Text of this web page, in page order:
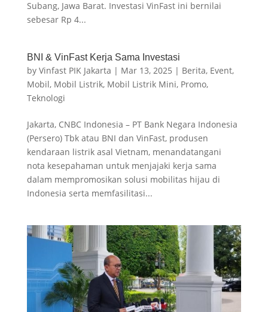
Subang, Jawa Barat. Investasi VinFast ini bernilai
sebesar Rp 4...
BNI & VinFast Kerja Sama Investasi
by Vinfast PIK Jakarta | Mar 13, 2025 | Berita, Event,
Mobil, Mobil Listrik, Mobil Listrik Mini, Promo,
Teknologi
Jakarta, CNBC Indonesia – PT Bank Negara Indonesia
(Persero) Tbk atau BNI dan VinFast, produsen
kendaraan listrik asal Vietnam, menandatangani
nota kesepahaman untuk menjajaki kerja sama
dalam mempromosikan solusi mobilitas hijau di
Indonesia serta memfasilitasi...